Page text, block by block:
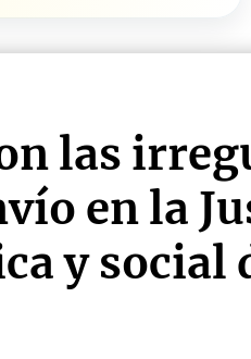
las
en la
y